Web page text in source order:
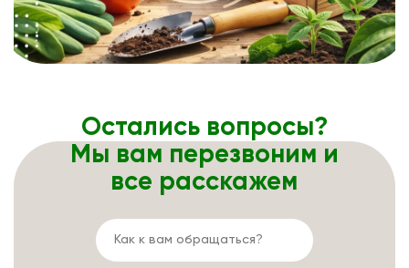
Остались вопросы?
Мы вам перезвоним и
все расскажем